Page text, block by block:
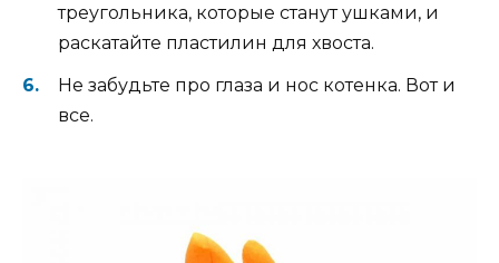
треугольника, которые станут ушками, и
раскатайте пластилин для хвоста.
Не забудьте про глаза и нос котенка. Вот и
все.